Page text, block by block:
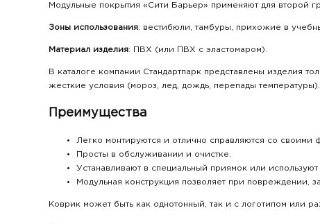
Модульные покрытия «Сити Барьер» применяют для второй
Зоны использования: вестибюли, тамбуры, прихожие в
Материал изделия: ПВХ (или ПВХ с эластомаром).
В каталоге компании Стандартпарк представлены изделия
жесткие условия (мороз, лед, дождь, перепады
Преимущества
Легко монтируются и отлично справляются со своими
Просты в обслуживании и очистке.
Устанавливают в специальный приямок или используют
Модульная конструкция позволяет при повреждении,
Коврик может быть как однотонный, так и с логотипом или